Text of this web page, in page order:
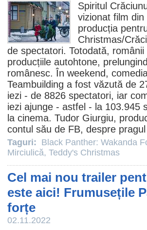
Spiritul
vizionat film din
producția
Christmas/
de spectatori. Totodată,
producțiile autohtone,
românesc. În weekend,
Teambuilding a fost văzută de
iezi - de 8826 spectatori, iar
iezi ajunge - astfel - la 103.945
la cinema. Tudor Giurgiu,
contul său de FB, despre
Taguri: Black Panther: Wakanda
Mirciulică, Teddy's Christmas
Cel mai nou trailer
este aici! Frumusețile
forțe
02.11.2022